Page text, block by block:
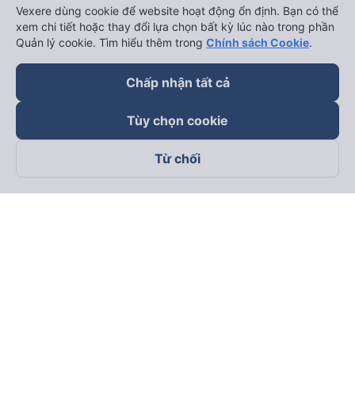
Theo dõi chúng tôi trên
Vexere dùng cookie để website hoạt động ổn định. Bạn có thể
xem chi tiết hoặc thay đổi lựa chọn bất kỳ lúc nào trong phần
Quản lý cookie. Tìm hiểu thêm trong Chính sách Cookie.
Chấp nhận tất cả
Tùy chọn cookie
Từ chối